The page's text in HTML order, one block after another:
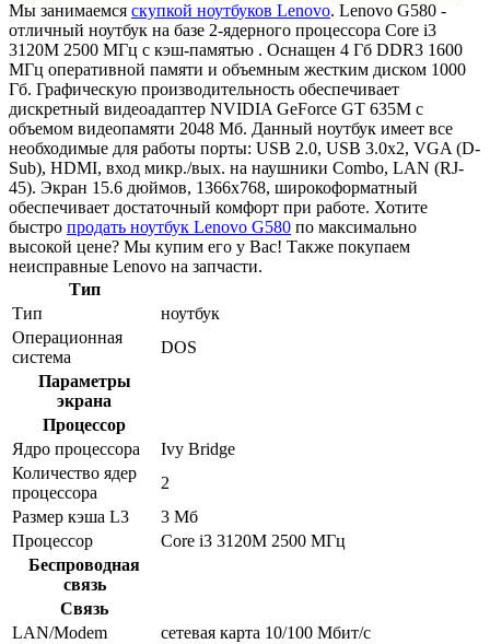
Мы занимаемся скупкой ноутбуков Lenovo. Lenovo G580 -
отличный ноутбук на базе 2-ядерного процессора Core i3
3120M 2500 МГц с кэш-памятью . Оснащен 4 Гб DDR3 1600
МГц оперативной памяти и объемным жестким диском 1000
Гб. Графическую производительность обеспечивает
дискретный видеоадаптер NVIDIA GeForce GT 635M с
объемом видеопамяти 2048 Мб. Данный ноутбук имеет все
необходимые для работы порты: USB 2.0, USB 3.0x2, VGA (D-
Sub), HDMI, вход микр./вых. на наушники Combo, LAN (RJ-
45). Экран 15.6 дюймов, 1366x768, широкоформатный
обеспечивает достаточный комфорт при работе. Хотите
быстро продать ноутбук Lenovo G580 по максимально
высокой цене? Мы купим его у Вас! Также покупаем
неисправные Lenovo на запчасти.
Тип
Тип
ноутбук
Операционная
система
DOS
Параметры
экрана
Процессор
Ядро процессора
Ivy Bridge
Количество ядер
процессора
2
Размер кэша L3
3 Мб
Процессор
Core i3 3120M 2500 МГц
Беспроводная
связь
Связь
LAN/Modem
сетевая карта 10/100 Мбит/c